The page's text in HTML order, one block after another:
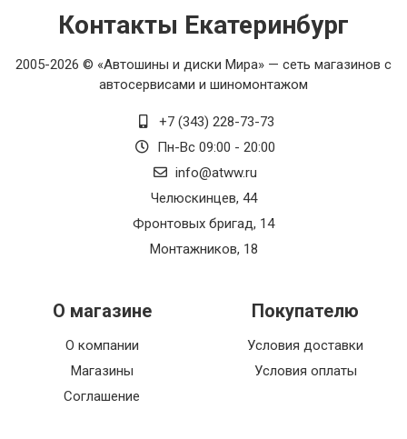
Контакты Екатеринбург
2005-2026 © «Автошины и диски Мира» — сеть магазинов с
автосервисами и шиномонтажом
+7 (343) 228-73-73
Пн-Вс 09:00 - 20:00
info@atww.ru
Челюскинцев, 44
Фронтовых бригад, 14
Монтажников, 18
О магазине
О компании
Магазины
Соглашение
Покупателю
Условия доставки
Условия оплаты